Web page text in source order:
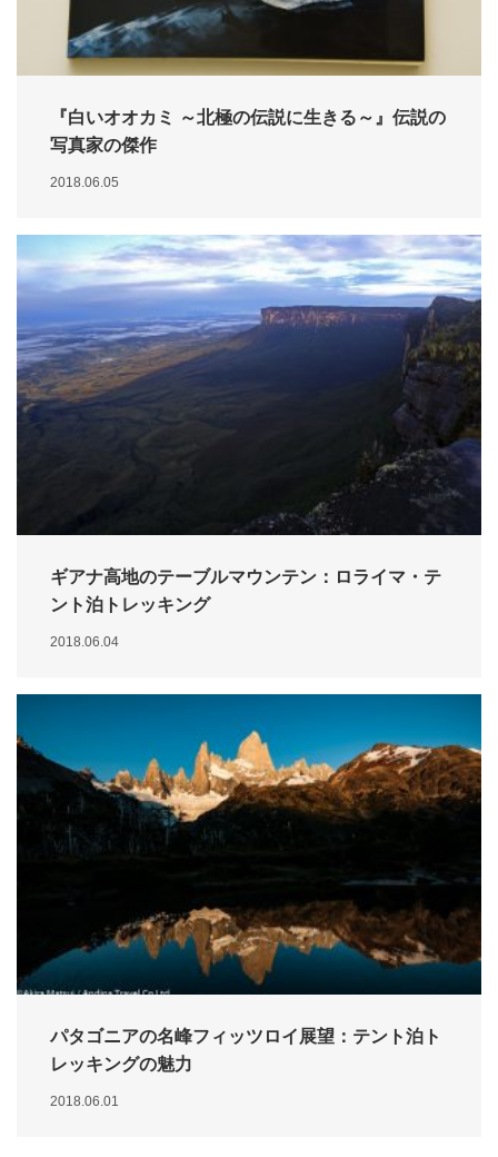
『白いオオカミ ～北極の伝説に生きる～』伝説の
写真家の傑作
2018.06.05
ギアナ高地のテーブルマウンテン：ロライマ・テ
ント泊トレッキング
2018.06.04
パタゴニアの名峰フィッツロイ展望：テント泊ト
レッキングの魅力
2018.06.01